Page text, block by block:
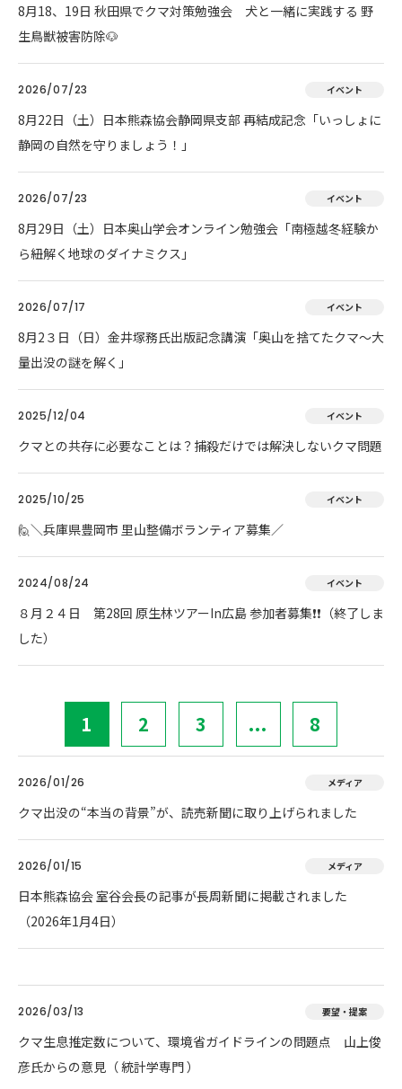
8月18、19日 秋田県でクマ対策勉強会 犬と一緒に実践する 野
生鳥獣被害防除🐶
2026/07/23 イベント
8月22日（土）日本熊森協会静岡県支部 再結成記念「いっしょに
静岡の自然を守りましょう！」
2026/07/23 イベント
8月29日（土）日本奥山学会オンライン勉強会「南極越冬経験か
ら紐解く地球のダイナミクス」
2026/07/17 イベント
8月2３日（日）金井塚務氏出版記念講演「奥山を捨てたクマ～大
量出没の謎を解く」
2025/12/04 イベント
クマとの共存に必要なことは？捕殺だけでは解決しないクマ問題
2025/10/25 イベント
🙋＼兵庫県豊岡市 里山整備ボランティア募集／
2024/08/24 イベント
８月２４日 第28回 原生林ツアーIn広島 参加者募集❗❗（終了しま
した）
1 2 3 ... 8
2026/01/26 メディア
クマ出没の“本当の背景”が、読売新聞に取り上げられました
2026/01/15 メディア
日本熊森協会 室谷会長の記事が長周新聞に掲載されました
（2026年1月4日）
2026/03/13 要望・提案
クマ生息推定数について、環境省ガイドラインの問題点 山上俊
彦氏からの意見（ 統計学専門 ）